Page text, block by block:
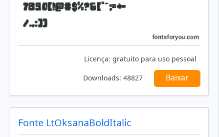
Licença: gratuito para uso pessoal
Downloads: 48827 Baixar
Fonte LtOksanaBoldItalic